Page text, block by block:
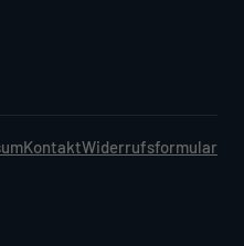
KontaktWiderrufsformular